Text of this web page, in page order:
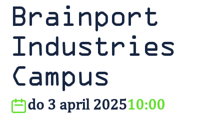
Brainport
Industries
Campus
do 3 april 202510:00